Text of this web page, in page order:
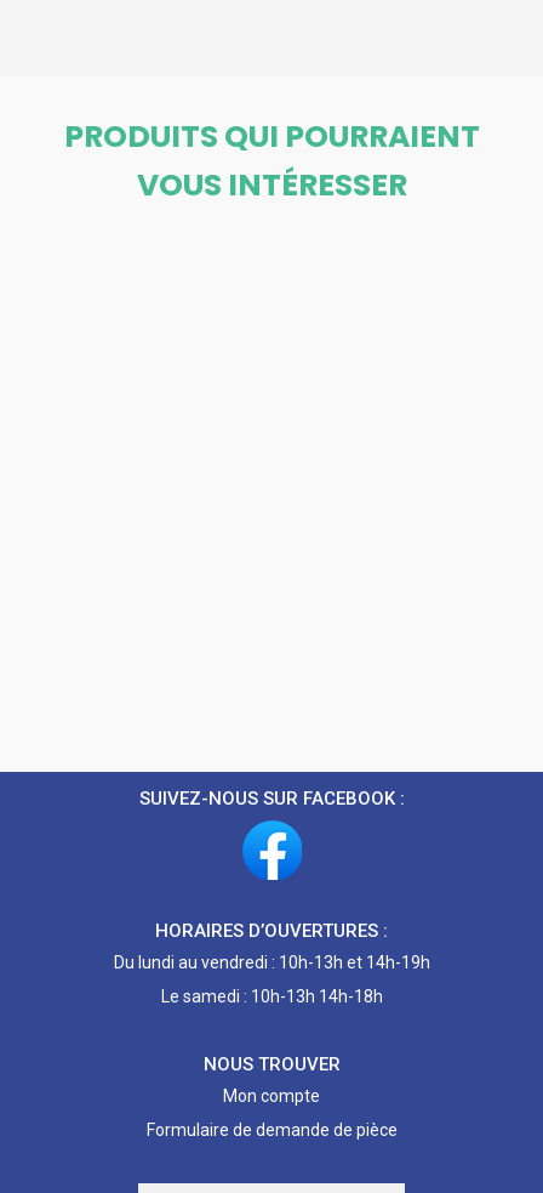
PRODUITS QUI POURRAIENT
VOUS INTÉRESSER
SUIVEZ-NOUS SUR FACEBOOK :
HORAIRES D’OUVERTURES :
Du lundi au vendredi : 10h-13h et 14h-19h
Le samedi : 10h-13h 14h-18h
NOUS TROUVER
Mon compte
Formulaire de demande de pièce